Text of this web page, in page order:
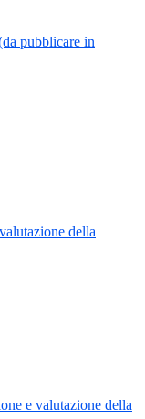
pubblicare in
della
e valutazione della